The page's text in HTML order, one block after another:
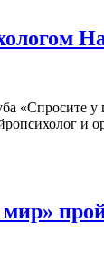
«Спросите у
и